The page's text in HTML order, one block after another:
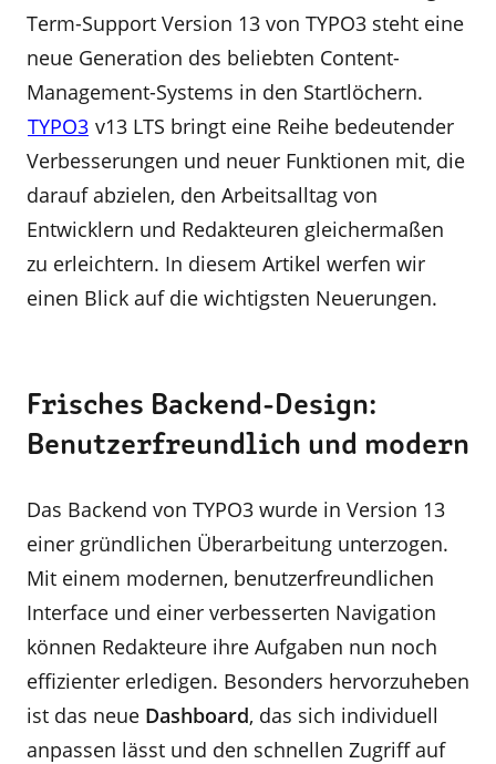
Term-Support Version 13 von TYPO3 steht eine
neue Generation des beliebten Content-
Management-Systems in den Startlöchern.
TYPO3 v13 LTS bringt eine Reihe bedeutender
Verbesserungen und neuer Funktionen mit, die
darauf abzielen, den Arbeitsalltag von
Entwicklern und Redakteuren gleichermaßen
zu erleichtern. In diesem Artikel werfen wir
einen Blick auf die wichtigsten Neuerungen.
Frisches Backend-Design:
Benutzerfreundlich und modern
Das Backend von TYPO3 wurde in Version 13
einer gründlichen Überarbeitung unterzogen.
Mit einem modernen, benutzerfreundlichen
Interface und einer verbesserten Navigation
können Redakteure ihre Aufgaben nun noch
effizienter erledigen. Besonders hervorzuheben
ist das neue Dashboard, das sich individuell
anpassen lässt und den schnellen Zugriff auf